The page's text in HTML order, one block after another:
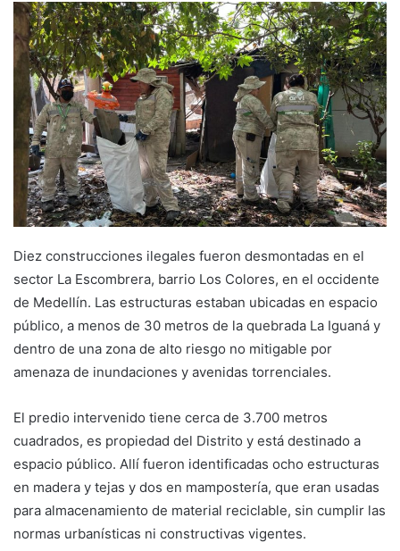
Diez construcciones ilegales fueron desmontadas en el
sector La Escombrera, barrio Los Colores, en el occidente
de Medellín. Las estructuras estaban ubicadas en espacio
público, a menos de 30 metros de la quebrada La Iguaná y
dentro de una zona de alto riesgo no mitigable por
amenaza de inundaciones y avenidas torrenciales.
El predio intervenido tiene cerca de 3.700 metros
cuadrados, es propiedad del Distrito y está destinado a
espacio público. Allí fueron identificadas ocho estructuras
en madera y tejas y dos en mampostería, que eran usadas
para almacenamiento de material reciclable, sin cumplir las
normas urbanísticas ni constructivas vigentes.